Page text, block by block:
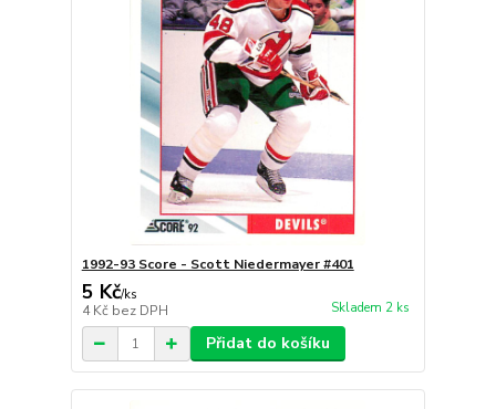
1992-93 Score - Scott Niedermayer #401
5 Kč/ks
4 Kč bez DPH Skladem 2 ks
Přidat do košíku